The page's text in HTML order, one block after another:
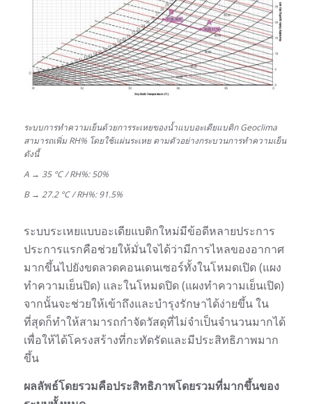
ระบบการทำความเย็นด้วยการระเหยของน้ำแบบอะเดียแบติกGeoclima
สามารถเพิ่ม RH% โดยใช้แผ่นระเหยตามตัวอย่างกระบวนการทำความเย็น
ดังนี้
A → 35 °C / RH%: 50%
B → 27.2 °C / RH%: 91.5%
ระบบระเหยแบบอะเดียแบติกใหม่มีข้อดีหลายประการ
ประการแรกคือช่วยให้มั่นใจได้ว่ามีการไหลของอากาศ
มากขึ้นไปยังขดลวดคอนเดนเซอร์ทั้งในโหมดเปิด (แผง
ทำความเย็นปิด) และในโหมดปิด (แผงทำความเย็นเปิด)
จากนั้นจะช่วยให้เข้าถึงและบำรุงรักษาได้ง่ายขึ้น ใน
ที่สุดก็ทำให้สามารถกำจัดวัสดุที่ไม่จำเป็นจำนวนมากได้
เพื่อให้ได้โครงสร้างที่กะทัดรัดและมีประสิทธิภาพมาก
ขึ้น
ผลลัพธ์โดยรวมคือประสิทธิภาพโดยรวมที่มากขึ้นของ